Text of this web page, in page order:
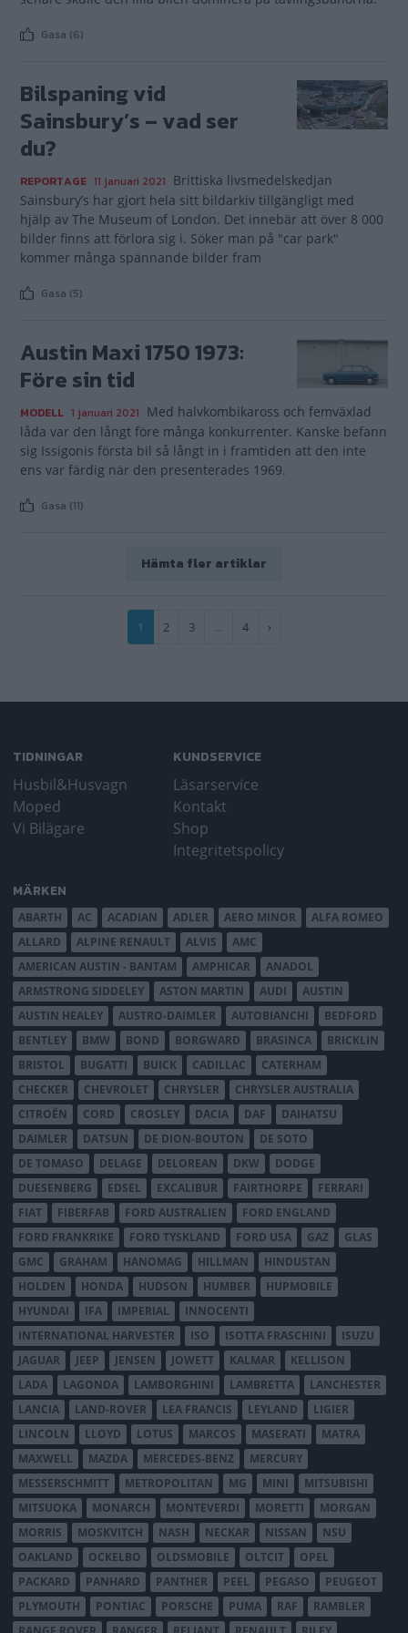
Gasa (6)
Bilspaning vid
Sainsbury’s – vad ser
du?
REPORTAGE 11 januari 2021 Brittiska livsmedelskedjan
Sainsbury’s har gjort hela sitt bildarkiv tillgängligt med
hjälp av The Museum of London. Det innebär att över 8 000
bilder finns att förlora sig i. Söker man på "car park"
kommer många spännande bilder fram
Gasa (5)
Austin Maxi 1750 1973:
Före sin tid
MODELL 1 januari 2021 Med halvkombikaross och femväxlad
låda var den långt före många konkurrenter. Kanske befann
sig Issigonis första bil så långt in i framtiden att den inte
ens var färdig när den presenterades 1969.
Gasa (11)
Hämta fler artiklar
Paginering
Nuvarande
1 Sida
2 Sida
3 … Sida
4
Nästa
›
TIDNINGAR
Husbil&Husvagn
Moped
Vi Bilägare
KUNDSERVICE
Läsarservice
Kontakt
Shop
Integritetspolicy
MÄRKEN
ABARTH AC ACADIAN ADLER AERO MINOR
ALFA ROMEO
ALLARD
ALPINE RENAULT ALVIS
AMC
AMERICAN AUSTIN - BANTAM
AMPHICAR
ANADOL
ARMSTRONG SIDDELEY
ASTON MARTIN AUDI
AUSTIN
AUSTIN HEALEY
AUSTRO-DAIMLER AUTOBIANCHI
BEDFORD
BENTLEY
BMW BOND BORGWARD BRASINCA
BRICKLIN
BRISTOL
BUGATTI BUICK CADILLAC
CATERHAM
CHECKER
CHEVROLET CHRYSLER
CHRYSLER AUSTRALIA
CITROËN
CORD CROSLEY DACIA DAF
DAIHATSU
DAIMLER
DATSUN DE DION-BOUTON
DE SOTO
DE TOMASO
DELAGE DELOREAN DKW
DODGE
DUESENBERG
EDSEL EXCALIBUR FAIRTHORPE
FERRARI
FIAT
FIBERFAB FORD AUSTRALIEN
FORD ENGLAND
FORD FRANKRIKE
FORD TYSKLAND FORD USA GAZ
GLAS
GMC
GRAHAM HANOMAG HILLMAN
HINDUSTAN
HOLDEN
HONDA HUDSON HUMBER
HUPMOBILE
HYUNDAI
IFA IMPERIAL
INNOCENTI
INTERNATIONAL HARVESTER
ISO ISOTTA FRASCHINI
ISUZU
JAGUAR
JEEP JENSEN JOWETT KALMAR
KELLISON
LADA
LAGONDA LAMBORGHINI LAMBRETTA
LANCHESTER
LANCIA
LAND-ROVER LEA FRANCIS LEYLAND
LIGIER
LINCOLN
LLOYD LOTUS MARCOS MASERATI
MATRA
MAXWELL
MAZDA MERCEDES-BENZ
MERCURY
MESSERSCHMITT
METROPOLITAN MG MINI
MITSUBISHI
MITSUOKA
MONARCH MONTEVERDI MORETTI
MORGAN
MORRIS
MOSKVITCH NASH NECKAR NISSAN
NSU
OAKLAND
OCKELBO OLDSMOBILE OLTCIT
OPEL
PACKARD
PANHARD PANTHER PEEL PEGASO
PEUGEOT
PLYMOUTH
PONTIAC PORSCHE PUMA RAF
RAMBLER